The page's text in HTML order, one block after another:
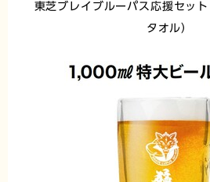
東芝ブレイブルーパス応援セット
タオル）